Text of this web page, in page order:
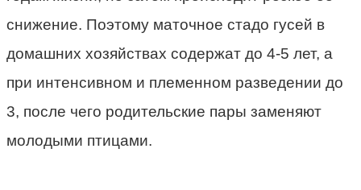
снижение. Поэтому маточное стадо гусей в
домашних хозяйствах содержат до 4-5 лет, а
при интенсивном и племенном разведении до
3, после чего родительские пары заменяют
молодыми птицами.